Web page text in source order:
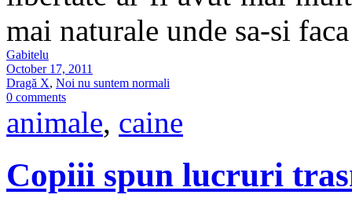
mai naturale unde sa-si
Gabitelu
October 17, 2011
Dragă X, Noi nu suntem normali
0 comments
animale, caine
Copiii spun lucruri